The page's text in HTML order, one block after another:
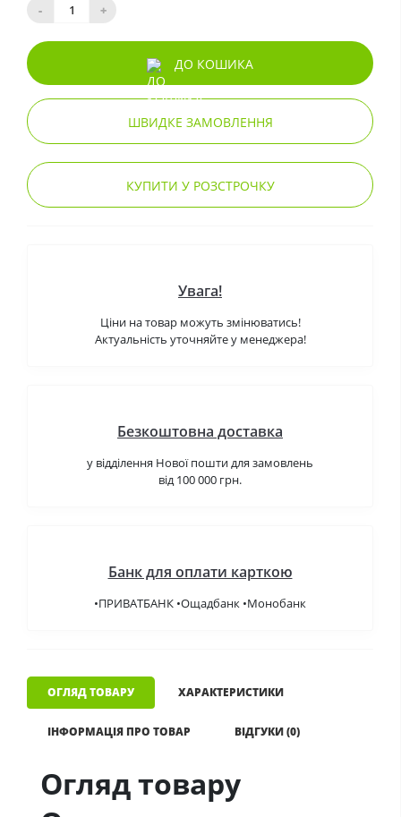
ОГЛЯД ТОВАРУ ХАРАКТЕРИСТИКИ
ІНФОРМАЦІЯ ПРО ТОВАР ВІДГУКИ (0)
Огляд товару
-
+
ДО КОШИКА
ШВИДКЕ ЗАМОВЛЕННЯ
КУПИТИ У РОЗСТРОЧКУ
Увага!
Ціни на товар можуть змінюватись!
Актуальність уточняйте у менеджера!
Безкоштовна доставка
у відділення Нової пошти для замовлень
від 100 000 грн.
Банк для оплати карткою
•ПРИВАТБАНК •Ощадбанк •Монобанк